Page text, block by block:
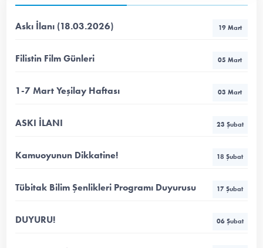
Askı İlanı (18.03.2026) 19 Mart
Filistin Film Günleri 05 Mart
1-7 Mart Yeşilay Haftası 03 Mart
ASKI İLANI 23 Şubat
Kamuoyunun Dikkatine! 18 Şubat
Tübitak Bilim Şenlikleri Programı Duyurusu 17 Şubat
DUYURU! 06 Şubat